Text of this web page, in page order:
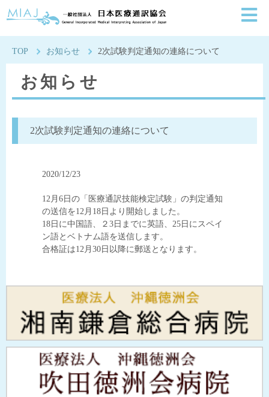
一般社団法人日本医療
TOP お知らせ 2次試験判定通知の連絡について
お知らせ
2次試験判定通知の連絡について
2020/12/23
12月6日の「医療通訳技能検定試験」の判定通知
の送信を12月18日より開始しました。
18日に中国語、２3日までに英語、25日にスペイ
ン語とベトナム語を送信します。
合格証は12月30日以降に郵送となります。